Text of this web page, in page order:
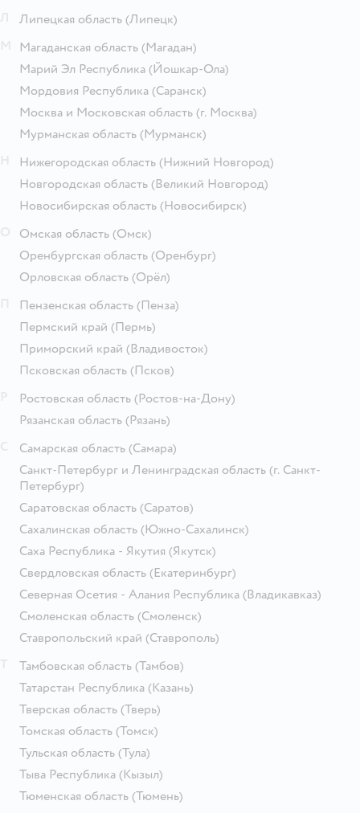
Липецкая область (Липецк)
Магаданская область (Магадан)
Марий Эл Республика (Йошкар-Ола)
Мордовия Республика (Саранск)
Москва и Московская область (г. Москва)
Мурманская область (Мурманск)
Нижегородская область (Нижний Новгород)
Новгородская область (Великий Новгород)
Новосибирская область (Новосибирск)
Омская область (Омск)
Оренбургская область (Оренбург)
Орловская область (Орёл)
Пензенская область (Пенза)
Пермский край (Пермь)
Приморский край (Владивосток)
Псковская область (Псков)
Ростовская область (Ростов-на-Дону)
Рязанская область (Рязань)
Самарская область (Самара)
Санкт-Петербург и Ленинградская область (г. Санкт-
Петербург)
Саратовская область (Саратов)
Сахалинская область (Южно-Сахалинск)
Саха Республика - Якутия (Якутск)
Свердловская область (Екатеринбург)
Северная Осетия - Алания Республика (Владикавказ)
Смоленская область (Смоленск)
Ставропольский край (Ставрополь)
Тамбовская область (Тамбов)
Татарстан Республика (Казань)
Тверская область (Тверь)
Томская область (Томск)
Тульская область (Тула)
Тыва Республика (Кызыл)
Тюменская область (Тюмень)